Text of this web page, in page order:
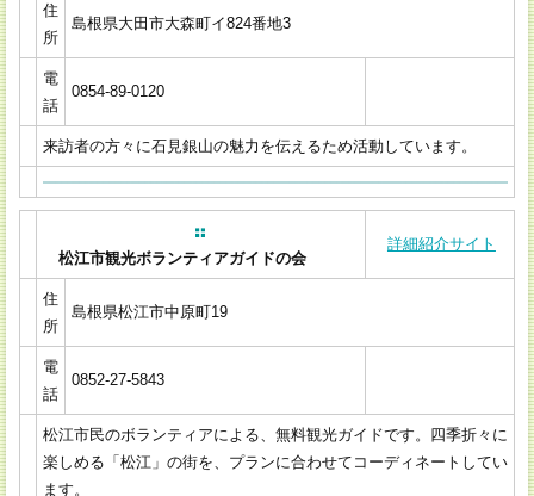
住
所
島根県大田市大森町イ824番地3
電
話
0854-89-0120
来訪者の方々に石見銀山の魅力を伝えるため活動しています。
松江市観光ボランティアガイドの会
詳細紹介サイト
住
所
島根県松江市中原町19
電
話
0852-27-5843
松江市民のボランティアによる、無料観光ガイドです。四季折々に
楽しめる「松江」の街を、プランに合わせてコーディネートしてい
ます。